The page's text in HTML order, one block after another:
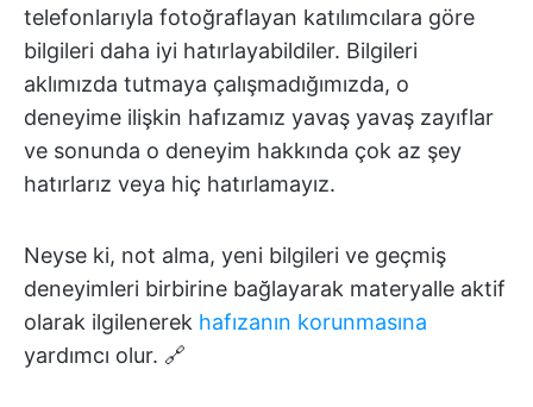
telefonlarıyla fotoğraflayan katılımcılara göre
bilgileri daha iyi hatırlayabildiler. Bilgileri
aklımızda tutmaya çalışmadığımızda, o
deneyime ilişkin hafızamız yavaş yavaş zayıflar
ve sonunda o deneyim hakkında çok az şey
hatırlarız veya hiç hatırlamayız.
Neyse ki, not alma, yeni bilgileri ve geçmiş
deneyimleri birbirine bağlayarak materyalle aktif
olarak ilgilenerek hafızanın korunmasına
yardımcı olur. 🔗